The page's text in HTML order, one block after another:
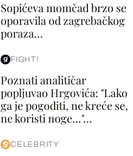
Sopićeva momčad brzo se
oporavila od zagrebačkog
poraza...
FIGHT!
Poznati analitičar
popljuvao Hrgovića: "Lako
ga je pogoditi, ne kreće se,
ne koristi noge..."...
CELEBRITY